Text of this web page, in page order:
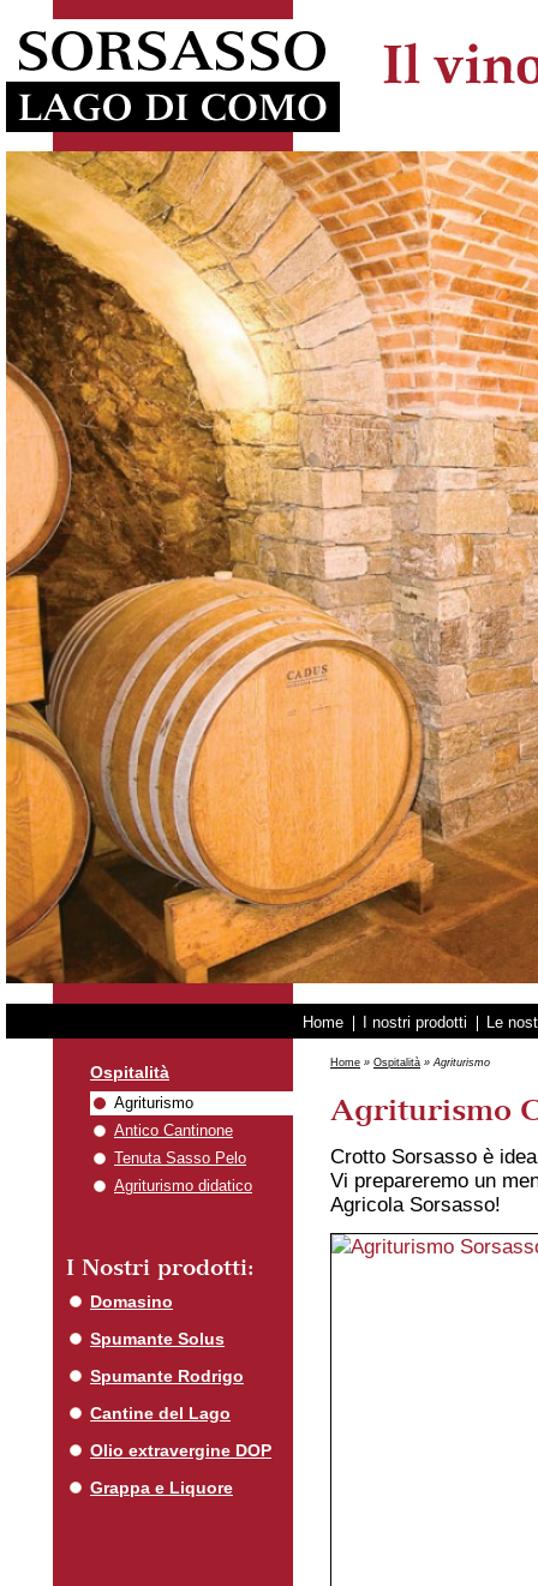
Home I nostri prodotti Le
Home » Ospitalità »Agriturismo
Ospitalità
Agriturismo
Antico Cantinone
Tenuta Sasso Pelo
Agriturismo didatico
I Nostri prodotti:
Domasino
Spumante Solus
Spumante Rodrigo
Cantine del Lago
Olio extravergine DOP
Grappa e Liquore
Agriturismo
Crotto Sorsasso è
Vi prepareremo un
Agricola Sorsasso!